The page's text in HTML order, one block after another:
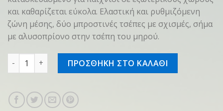
και καθαρίζεται εύκολα. Ελαστική και ρυθμιζόμενη
ζώνη μέσης, δύο μπροστινές τσέπες με σχισμές, σήμα
με αλυσοπρίονο στην τσέπη του μηρού.
Παντελόνι KIDS WORKER, 146-152 ποσότητα
ΠΡΟΣΘΗΚΗ ΣΤΟ ΚΑΛΑΘΙ